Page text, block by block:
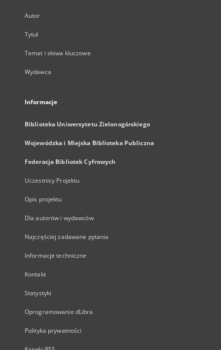
Autor
Tytuł
Temat i słowa kluczowe
Wydawca
Informacje
Biblioteka Uniwersytetu Zielonogórskiego
Wojewódzka i Miejska Biblioteka Publiczna
Federacja Bibliotek Cyfrowych
Uczestnicy Projektu
Opis projektu
Dla autorów i wydawców
Najczęściej zadawane pytania
Informacje techniczne
Kontakt
Statystyki
Oprogramowanie dLibra
Polityka prywatności